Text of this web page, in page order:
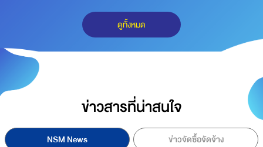
ดูทั้งหมด
ข่าวสารที่น่าสนใจ
NSM News ข่าวจัดซื้อจัดจ้าง